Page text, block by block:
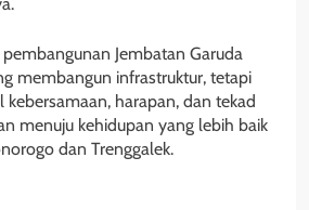
Jembatan Garuda
membangun infrastruktur, tetapi
kebersamaan, harapan, dan tekad
menuju kehidupan yang lebih baik
dan Trenggalek.